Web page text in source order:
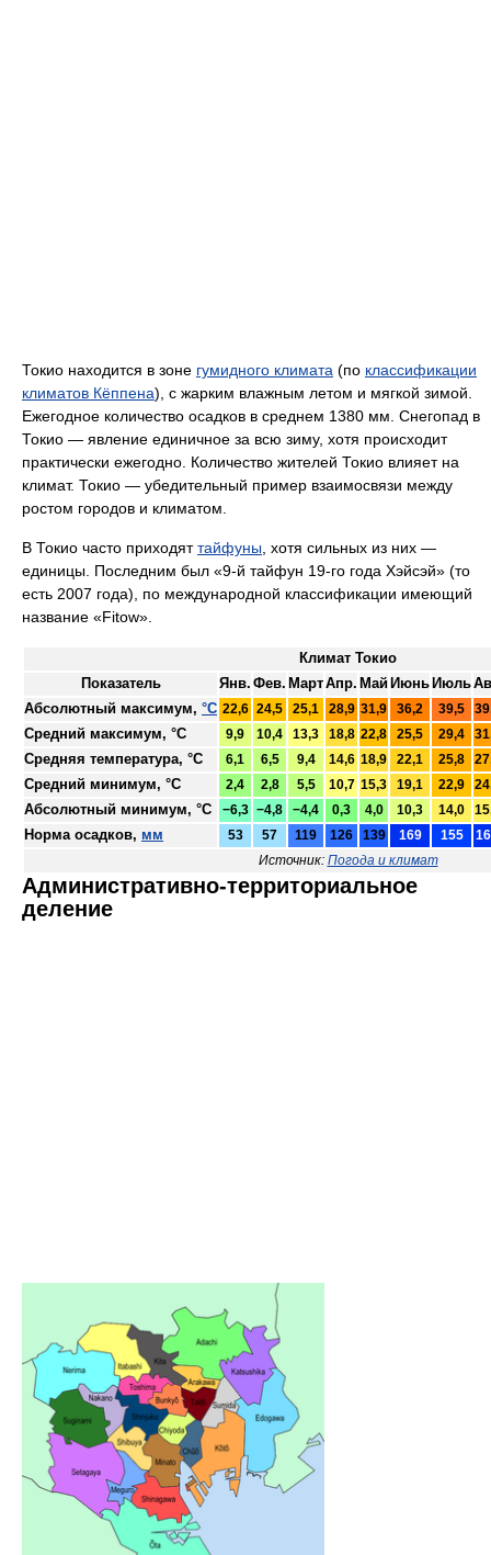
Токио находится в зоне гумидного климата (по классификации
климатов Кёппена), с жарким влажным летом и мягкой зимой.
Ежегодное количество осадков в среднем 1380 мм. Снегопад в
Токио — явление единичное за всю зиму, хотя происходит
практически ежегодно. Количество жителей Токио влияет на
климат. Токио — убедительный пример взаимосвязи между
ростом городов и климатом.
В Токио часто приходяттайфуны, хотя сильных из них —
единицы. Последним был «9-й тайфун 19-го года Хэйсэй» (то
есть 2007 года), по международной классификации имеющий
название «Fitow».
Климат Токио
Показатель
Янв. Фев. МартАпр. Май Июнь Июль
Абсолютный максимум, °C 22,6 24,5 25,1 28,9 31,9 36,2 39,5
Средний максимум, °C
9,9 10,4 13,3 18,8 22,8 25,5 29,4
Средняя температура, °C
6,1 6,5 9,4 14,6 18,9 22,1 25,8
Средний минимум, °C
2,4 2,8 5,5 10,7 15,3 19,1 22,9
Абсолютный минимум, °C
−6,3 −4,8 −4,4 0,3 4,0 10,3 14,0
Норма осадков, мм 53 57 119 126 139 169 155
Источник: Погода и климат
Административно-территориальное
деление